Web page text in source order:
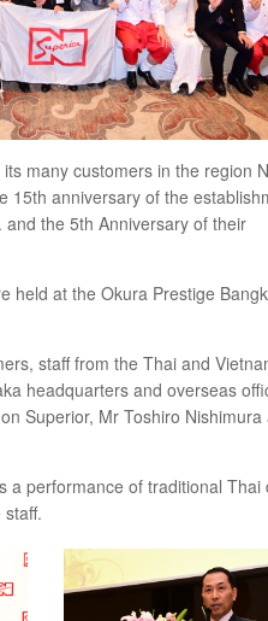
many customers in the region
15th anniversary of the
the 5th Anniversary of their
held at the Okura Prestige
staff from the Thai and
headquarters and overseas
Superior, Mr Toshiro Nishimura
a performance of traditional Thai